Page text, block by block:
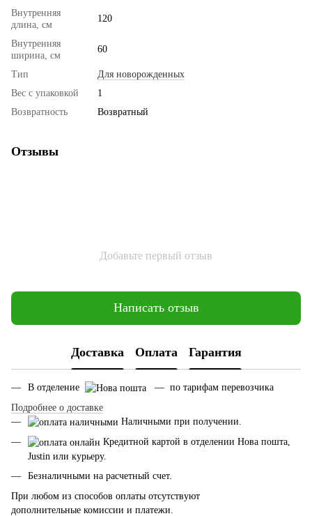
Внутренняя
длина, см
120
Внутренняя
ширина, см
60
Тип
Для новорожденных
Вес с упаковкой
1
Возвратность
Возвратный
Отзывы
Добавьте первый отзыв
Написать отзыв
Доставка Оплата Гарантия
В отделение
— по тарифам перевозчика
Подробнее о доставке
Наличными при получении.
Кредитной картой в отделении Нова пошта,
Justin или курьеру.
Безналичными на расчетный счет.
При любом из способов оплаты отсутствуют
дополнительные комиссии и платежи.